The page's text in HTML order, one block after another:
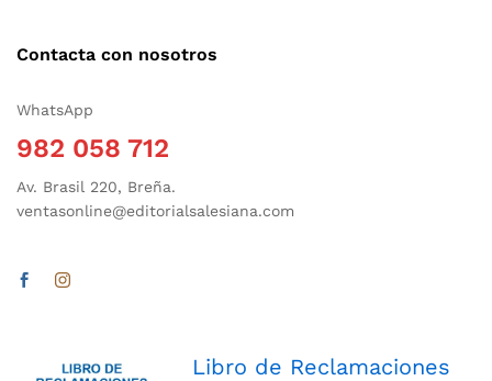
Contacta con nosotros
WhatsApp
982 058 712
Av. Brasil 220, Breña.
ventasonline@editorialsalesiana.com
Libro de Reclamaciones